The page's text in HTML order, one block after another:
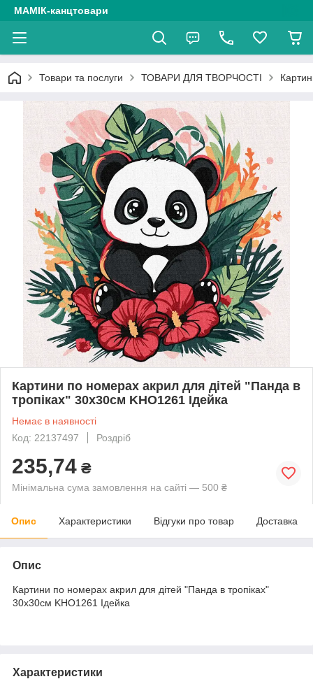
МАМІК-канцтовари
Товари та послуги ТОВАРИ ДЛЯ ТВОРЧОСТІ
Картини по номерах акрил для дітей "Панда в
тропіках" 30х30см KHO1261 Ідейка
Немає в наявності
Код: 22137497
Роздріб
235,74 ₴
Мінімальна сума замовлення на сайті — 500 ₴
Опис Характеристики Відгуки про товар Доставка
Опис
Картини по номерах акрил для дітей "Панда в тропіках"
30х30см KHO1261 Ідейка
Характеристики